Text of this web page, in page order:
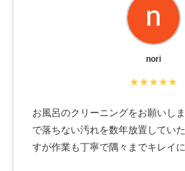
nori
★★★★★
お風呂のクリーニングをお願いし
で落ちない汚れを数年放置してい
すが作業も丁寧で隅々までキレイ